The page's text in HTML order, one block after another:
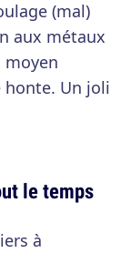
(mal)
aux métaux
moyen
Un joli
le temps
à